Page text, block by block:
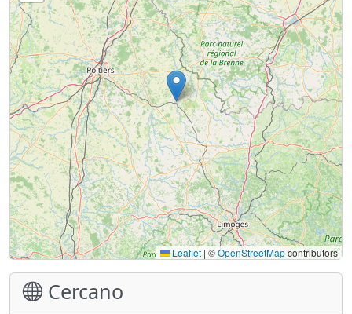
Leaflet | ©OpenStreetMapcontributors
Cercano